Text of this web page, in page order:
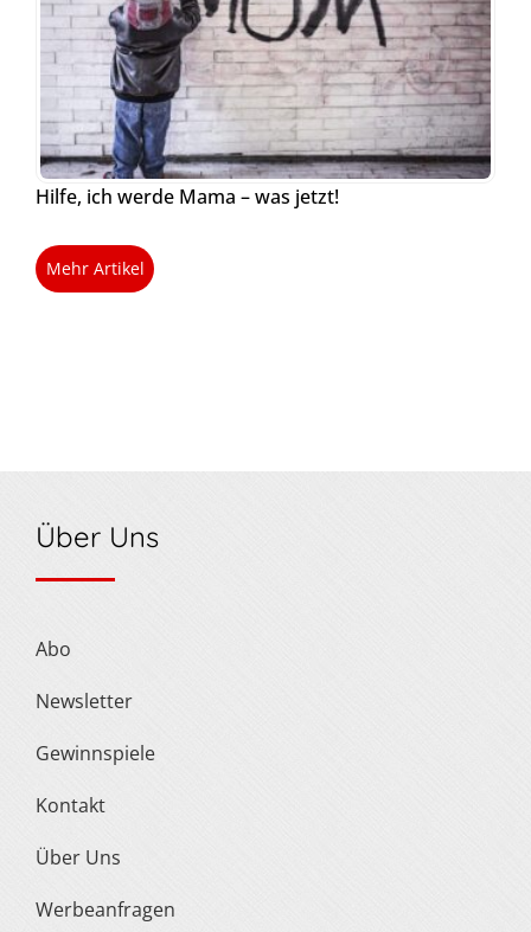
Hilfe, ich werde Mama – was jetzt!
Mehr Artikel
Über Uns
Abo
Newsletter
Gewinnspiele
Kontakt
Über Uns
Werbeanfragen